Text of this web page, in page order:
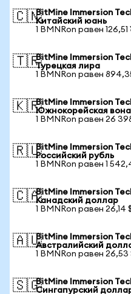
🇨🇳BitMine Immersion
Китайский юань
1 BMNRon равен 126,51
🇹🇷BitMine Immersion
Турецкая лира
1 BMNRon равен
🇰🇷BitMine Immersion
Южнокорейская вона
1 BMNRon равен 26
🇷🇺BitMine Immersion
Российский рубль
1 BMNRon равен 1
🇨🇦BitMine Immersion
Канадский доллар
1 BMNRon равен 26,14
🇦🇺BitMine Immersion
Австралийский
1 BMNRon равен 26,53
🇸🇬BitMine Immersion
Сингапурский